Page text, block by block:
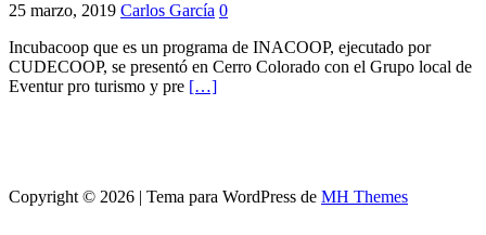
25 marzo, 2019 Carlos García 0
Incubacoop que es un programa de INACOOP, ejecutado por
CUDECOOP, se presentó en Cerro Colorado con el Grupo local de
Eventur pro turismo y pre […]
Copyright © 2026 | Tema para WordPress de MH Themes